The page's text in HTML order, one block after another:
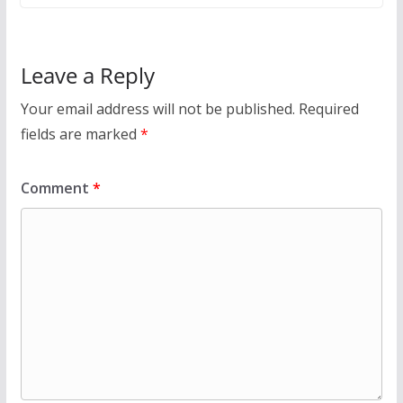
Leave a Reply
Your email address will not be published. Required
fields are marked *
Comment *